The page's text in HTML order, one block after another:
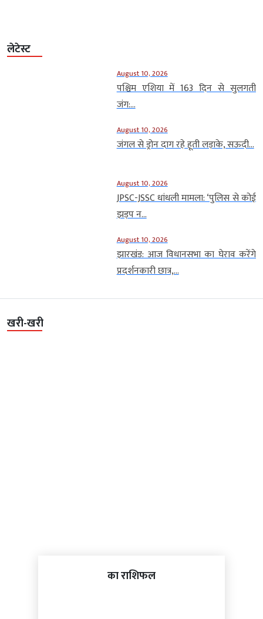
लेटेस्ट
August 10, 2026
पश्चिम एशिया में 163 दिन से सुलगती
जंग:...
August 10, 2026
जंगल से ड्रोन दाग रहे हूती लड़ाके, सऊदी...
August 10, 2026
JPSC-JSSC धांधली मामला: ‘पुलिस से कोई
झड़प न...
August 10, 2026
झारखंड: आज विधानसभा का घेराव करेंगे
प्रदर्शनकारी छात्र,...
खरी-खरी
का राशिफल